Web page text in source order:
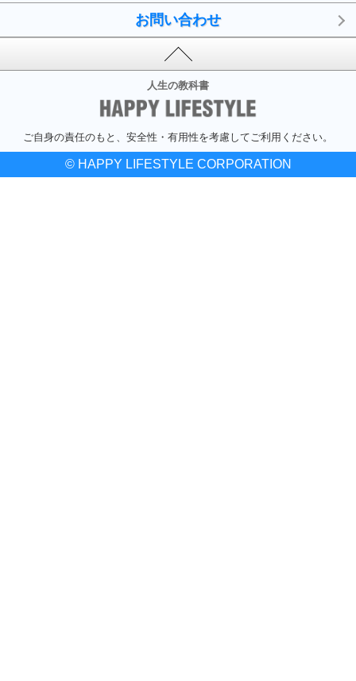
お問い合わせ
人生の教科書
ご自身の責任のもと、安全性・有用性を考慮してご利用ください。
© HAPPY LIFESTYLE CORPORATION